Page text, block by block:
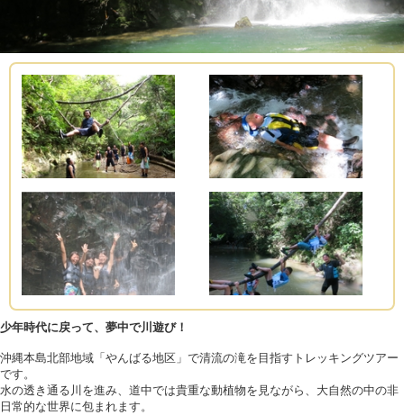
少年時代に戻って、夢中で川遊び！
沖縄本島北部地域「やんばる地区」で清流の滝を目指すトレッキングツアー
です。
水の透き通る川を進み、道中では貴重な動植物を見ながら、大自然の中の非
日常的な世界に包まれます。